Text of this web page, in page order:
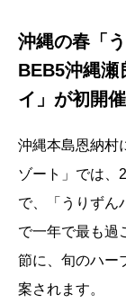
沖縄の春「
BEB5沖縄瀬
イ」が初開催
沖縄本島恩納村
ゾート」では、
で、「うりずん
で一年で最も過
節に、旬のハー
案されます。